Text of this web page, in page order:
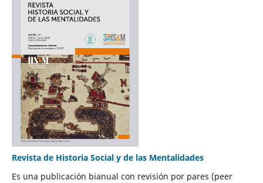
Revista de Historia Social y de las Mentalidades
Es una publicación bianual con revisión por pares (peer